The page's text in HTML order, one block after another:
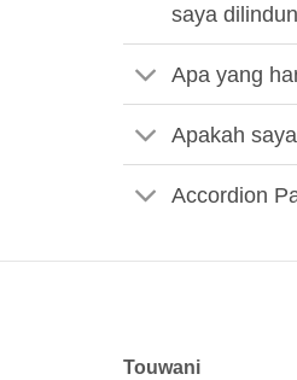
saya
Apa yang
Apakah
Accordion
Touwani